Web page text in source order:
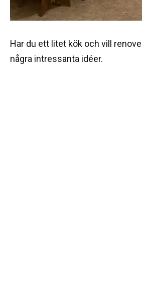
Har du ett litet kök och vill
några intressanta idéer.